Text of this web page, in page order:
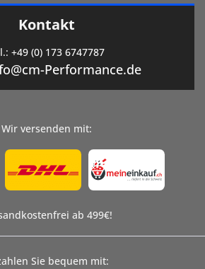
Kontakt
+49 (0) 173 6747787
Performance.de
Wir versenden mit:
ab 499€!
Sie bequem mit: